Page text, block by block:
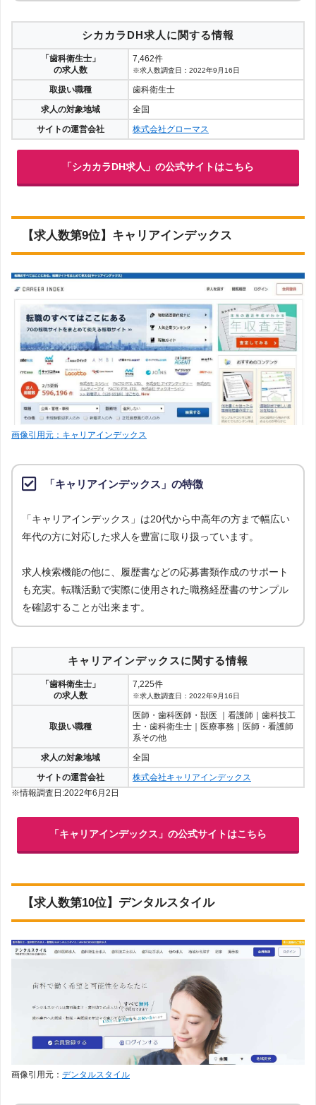
シカカラDH求人に関する情報
「歯科衛生士」
の求人数
7,462件
※求人数調査日：2022年9月16日
取扱い職種
歯科衛生士
求人の対象地域
全国
サイトの運営会社
株式会社グローマス
「シカカラDH求人」の公式サイトはこちら
【求人数第9位】キャリアインデックス
画像引用元：キャリアインデックス
「キャリアインデックス」の特徴
「キャリアインデックス」は20代から中高年の方まで幅広い
年代の方に対応した求人を豊富に取り扱っています。
求人検索機能の他に、履歴書などの応募書類作成のサポート
も充実。転職活動で実際に使用された職務経歴書のサンプル
を確認することが出来ます。
キャリアインデックスに関する情報
「歯科衛生士」
の求人数
7,225件
※求人数調査日：2022年9月16日
取扱い職種
医師・歯科医師・獣医 ｜看護師｜歯科技工
士・歯科衛生士｜医療事務｜医師・看護師
系その他
求人の対象地域
全国
サイトの運営会社
株式会社キャリアインデックス
※情報調査日:2022年6月2日
「キャリアインデックス」の公式サイトはこちら
【求人数第10位】デンタルスタイル
画像引用元： デンタルスタイル